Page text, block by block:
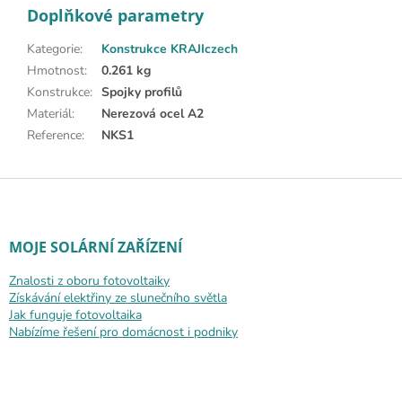
Doplňkové parametry
Kategorie:
Konstrukce KRAJIczech
Hmotnost:
0.261 kg
Konstrukce: Spojky profilů
Materiál:
Nerezová ocel A2
Reference: NKS1
Zápatí
MOJE SOLÁRNÍ ZAŘÍZENÍ
Znalosti z oboru fotovoltaiky
Získávání elektřiny ze slunečního světla
Jak funguje fotovoltaika
Nabízíme řešení pro domácnost i podniky